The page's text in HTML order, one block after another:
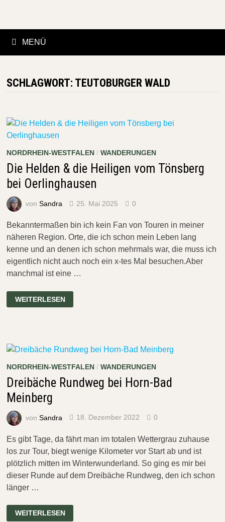
Inhalt
MENÜ
SCHLAGWORT: TEUTOBURGER WALD
NORDRHEIN-WESTFALEN/ WANDERUNGEN
Die Helden & die Heiligen vom Tönsberg
bei Oerlinghausen
von Sandra 25. Mai 2025 0
Bekanntermaßen bin ich kein Fan von Touren in meiner
näheren Region. Orte, die ich schon mein Leben lang
kenne und an denen ich schon mehrmals war, die muss ich
eigentlich nicht auch noch ein x-tes Mal besuchen.Aber
manchmal ist eine …
DIE
HELDEN
BEI
OERLINGHAUSEN
WEITERLESEN
NORDRHEIN-WESTFALEN/ WANDERUNGEN
Dreibäche Rundweg bei Horn-Bad
Meinberg
von Sandra 18. Dezember 2022 0
Es gibt Tage, da fährt man im totalen Wettergrau zuhause
los zur Tour, biegt wenige Kilometer vor Start ab und ist
plötzlich mitten im Winterwunderland. So ging es mir bei
dieser Runde auf dem Dreibäche Rundweg, den ich schon
länger …
DREIBÄCHE
RUNDWEG
WEITERLESEN